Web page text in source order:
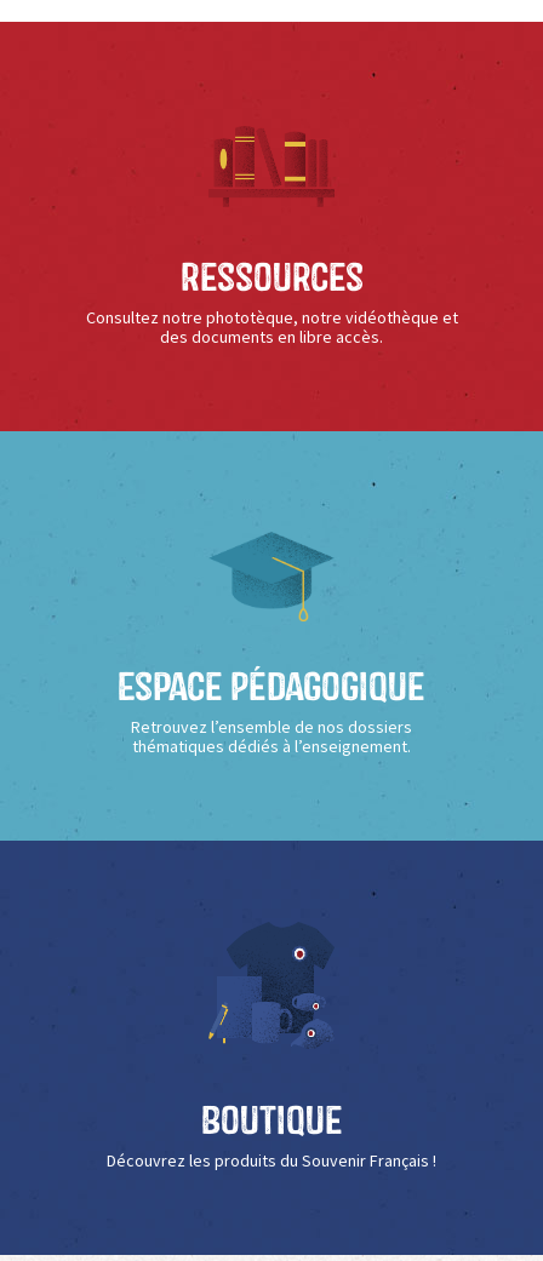
Ressources
Consultez notre phototèque, notre vidéothèque et
des documents en libre accès.
Espace Pédagogique
Retrouvez l’ensemble de nos dossiers
thématiques dédiés à l’enseignement.
Boutique
Découvrez les produits du Souvenir Français !